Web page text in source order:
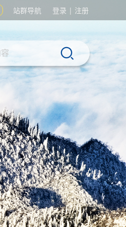
站群导航 登录 | 注册